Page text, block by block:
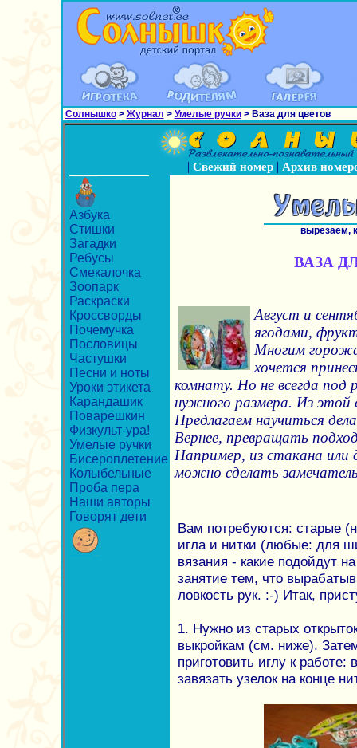
Солнышко> Журнал > Умелые ручки> Ваза для цветов
| Свежий номер| Архив
Азбука
Стишки
Загадки
Ребусы
Смекалочка
Зоопарк
Раскраски
Кроссворды
Почемучка
Пословицы
Частушки
Песни и ноты
Уроки этикета
Карандашик
Поварешкин
Физкульт-ура!
Умелые ручки
Бисероплетение
Колыбельные
Проба пера
Наши авторы
Говорят дети
вырезаем,
ВАЗА
Август и
ягодами,
Многим
хочется
комнату. Но не всегда под
нужного размера. Из этой
Предлагаем научиться
Вернее, превращать
Например, из стакана или
можно сделать
Вам потребуются: старые
игла и нитки (любые: для
вязания - какие подойдут
занятие тем, что
ловкость рук. :-) Итак,
1. Нужно из старых
выкройкам (см. ниже).
приготовить иглу к работе:
завязать узелок на конце